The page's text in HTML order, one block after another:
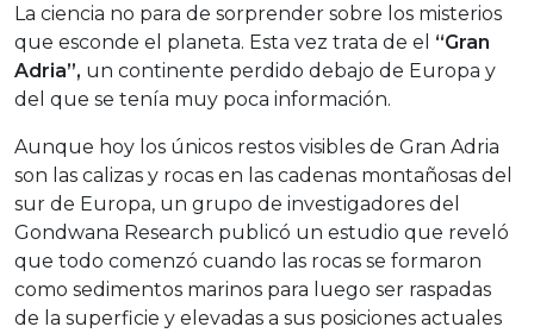
La ciencia no para de sorprender sobre los misterios
que esconde el planeta. Esta vez trata de el “Gran
Adria”, un continente perdido debajo de Europa y
del que se tenía muy poca información.
Aunque hoy los únicos restos visibles de Gran Adria
son las calizas y rocas en las cadenas montañosas del
sur de Europa, un grupo de investigadores del
Gondwana Research publicó un estudio que reveló
que todo comenzó cuando las rocas se formaron
como sedimentos marinos para luego ser raspadas
de la superficie y elevadas a sus posiciones actuales